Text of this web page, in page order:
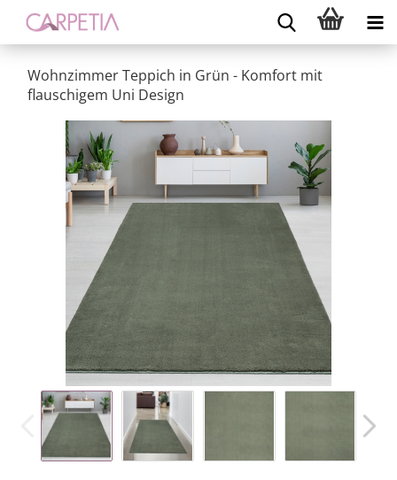
Wohnzimmer Teppich in Grün - Komfort mit
flauschigem Uni Design